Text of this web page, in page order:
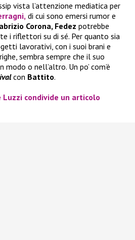
vista l’attenzione mediatica per
di cui sono emersi rumor e
Corona, Fedez potrebbe
i riflettori su di sé. Per quanto sia
lavorativi, con i suoi brani e
sembra sempre che il suo
o nell’altro. Un po’ com’è
con Battito.
Luzzi condivide un articolo